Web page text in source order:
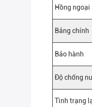
Hồng ngoại
Bảng chính
Bảo hành
Độ chống
Tình trạng